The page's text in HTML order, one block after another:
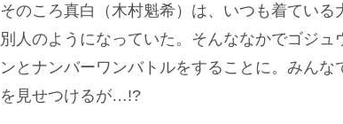
そのころ真白（木村魁希）は、いつも着ている
別人のようになっていた。そんななかでゴジ
ンとナンバーワンバトルをすることに。みんな
を見せつけるが…!?